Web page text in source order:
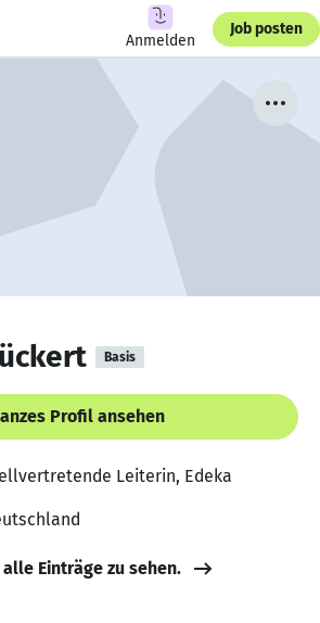
Anmelden
Job posten
Basis
Profil ansehen
Leiterin, Edeka
Einträge zu sehen.